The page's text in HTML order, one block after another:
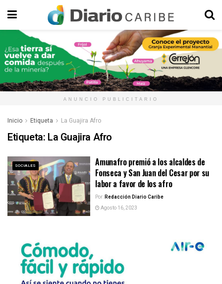
ANUNCIO PUBLICITARIO
Inicio Etiqueta La Guajira Afro
Etiqueta: La Guajira Afro
SOCIALES
Amunafro premió a los alcaldes de
Fonseca y San Juan del Cesar por su
labor a favor de los afro
Por:Redacción Diario Caribe
Agosto 16, 2023